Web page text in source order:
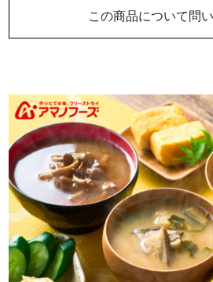
この商品について問